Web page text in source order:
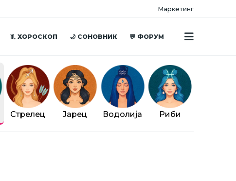
Маркетинг
♏ ХОРОСКОП 🌙 СОНОВНИК 💬 ФОРУМ
Стрелец Јарец Водолија Риби